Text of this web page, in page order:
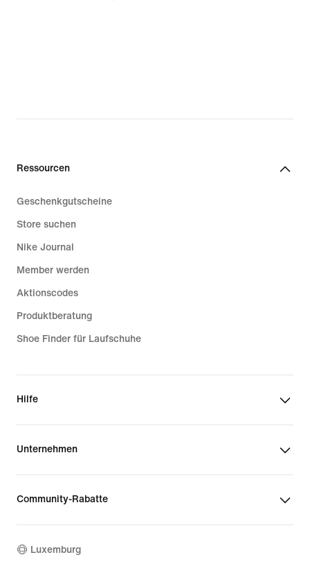
Ressourcen
Geschenkgutscheine
Store suchen
Nike Journal
Member werden
Aktionscodes
Produktberatung
Shoe Finder für Laufschuhe
Hilfe
Unternehmen
Community-Rabatte
Luxemburg